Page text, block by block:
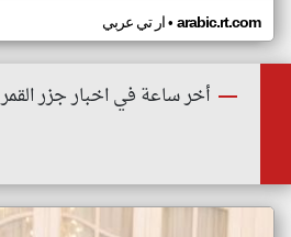
ار تي عربي• arabic.rt.com
أخر ساعة في اخبار جزر القمر